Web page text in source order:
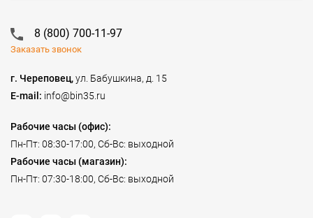
8 (800) 700-11-97
Заказать звонок
г. Череповец,ул. Бабушкина, д. 15
E-mail: info@bin35.ru
Рабочие часы (офис):
Пн-Пт: 08:30-17:00, Сб-Вс: выходной
Рабочие часы (магазин):
Пн-Пт: 07:30-18:00, Сб-Вс: выходной